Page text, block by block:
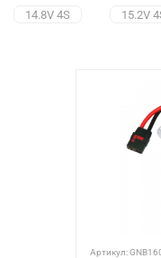
14.8V 4S
15.2V
GNB
Артикул: